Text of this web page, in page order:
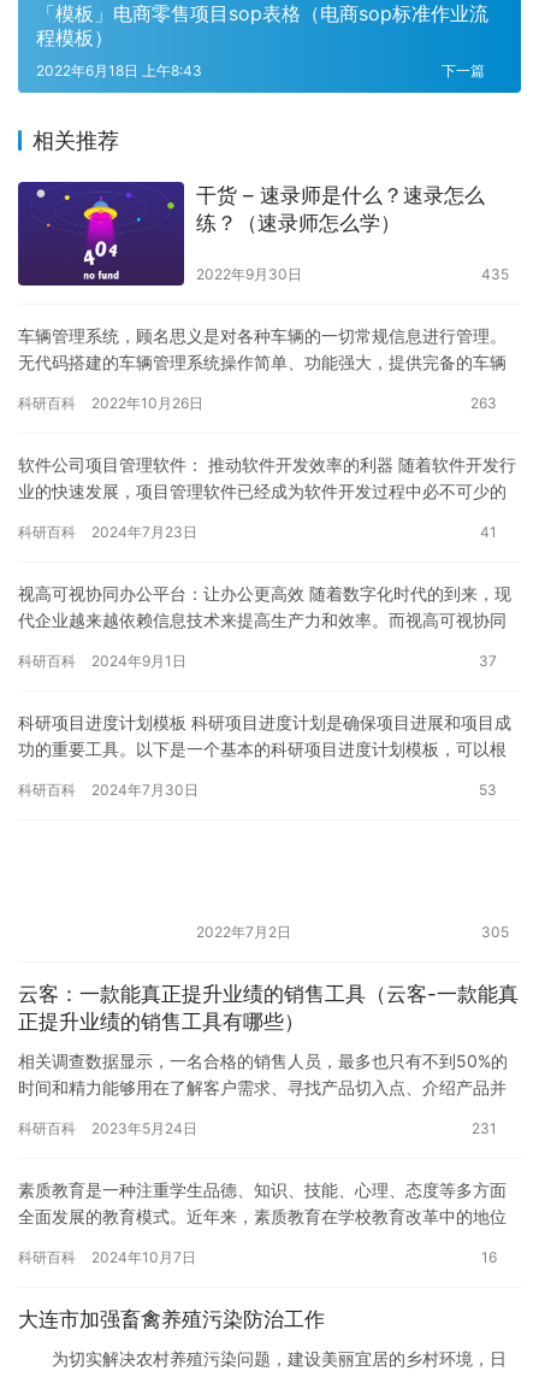
「模板」电商零售项目sop表格（电商sop标准作业流
程模板）
下一篇
2022年6月18日 上午8:43
相关推荐
干货 – 速录师是什么？速录怎么
练？（速录师怎么学）
2022年9月30日 435
车辆管理系统，顾名思义是对各种车辆的一切常规信息进行管理。
无代码搭建的车辆管理系统操作简单、功能强大，提供完备的车辆
提升车…
科研百科 2022年10月26日 263
软件公司项目管理软件： 推动软件开发效率的利器 随着软件开发行
业的快速发展，项目管理软件已经成为软件开发过程中必不可少的
理…
科研百科 2024年7月23日 41
视高可视协同办公平台：让办公更高效 随着数字化时代的到来，现
代企业越来越依赖信息技术来提高生产力和效率。而视高可视协同
高不…
科研百科 2024年9月1日 37
科研项目进度计划模板 科研项目进度计划是确保项目进展和项目成
功的重要工具。以下是一个基本的科研项目进度计划模板，可以根
科研百科 2024年7月30日 53
2022年7月2日 305
云客：一款能真正提升业绩的销售工具（云客-一款能真
正提升业绩的销售工具有哪些）
相关调查数据显示，一名合格的销售人员，最多也只有不到50%的
时间和精力能够用在了解客户需求、寻找产品切入点、介绍产品并
老客…
科研百科 2023年5月24日 231
素质教育是一种注重学生品德、知识、技能、心理、态度等多方面
全面发展的教育模式。近年来，素质教育在学校教育改革中的地位
在这样…
科研百科 2024年10月7日 16
大连市加强畜禽养殖污染防治工作
为切实解决农村养殖污染问题，建设美丽宜居的乡村环境，日